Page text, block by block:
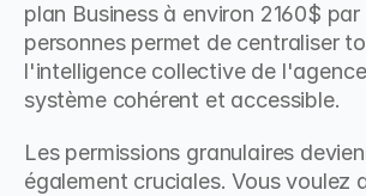
plan Business à environ 2160$ par
personnes permet de centraliser
l'intelligence collective de
système cohérent et accessible.
Les permissions granulaires
également cruciales. Vous voulez